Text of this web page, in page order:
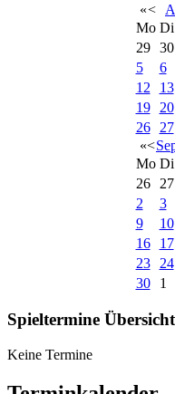
«<
Mo Di
29
30
5
6
12
13
19
20
26
27
«<
Mo Di
26
27
2
3
9
10
16
17
23
24
30
1
Spieltermine Übersicht
Keine Termine